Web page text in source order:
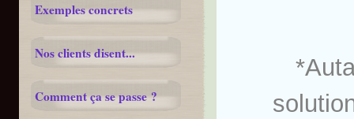
Exemples concrets
Nos clients disent...
Comment ça se passe ?